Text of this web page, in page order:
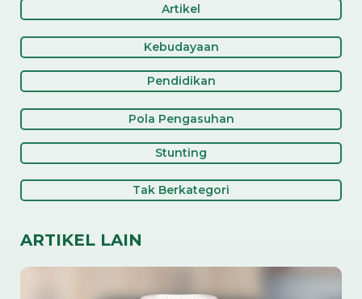
Artikel
Kebudayaan
Pendidikan
Pola Pengasuhan
Stunting
Tak Berkategori
ARTIKEL LAIN